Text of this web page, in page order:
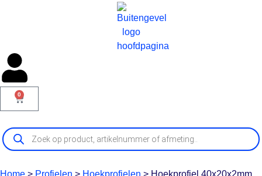
0
Home > Profielen > Hoekprofielen > Hoekprofiel 40x20x2mm